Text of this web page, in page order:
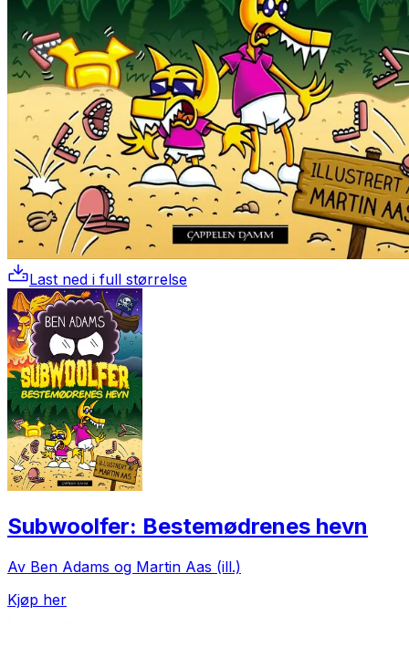
Last ned i full størrelse
Subwoolfer: Bestemødrenes hevn
Av Ben Adams og Martin Aas (ill.)
Kjøp her